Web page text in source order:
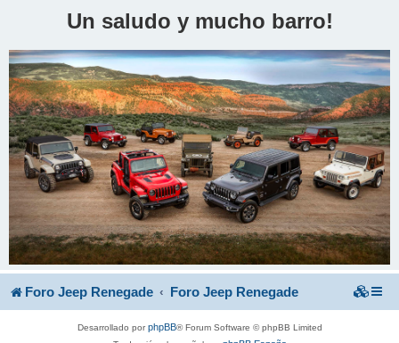
Un saludo y mucho barro!
Foro Jeep Renegade Foro Jeep Renegade
Desarrollado porphpBB® Forum Software © phpBB Limited